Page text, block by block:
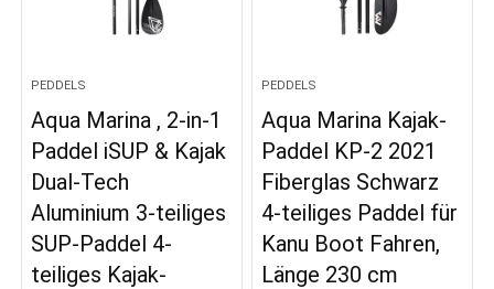
PEDDELS
Aqua Marina , 2-in-1
Paddel iSUP & Kajak
Dual-Tech
Aluminium 3-teiliges
SUP-Paddel 4-
teiliges Kajak-
PEDDELS
Aqua Marina Kajak-
Paddel KP-2 2021
Fiberglas Schwarz
4-teiliges Paddel für
Kanu Boot Fahren,
Länge 230 cm